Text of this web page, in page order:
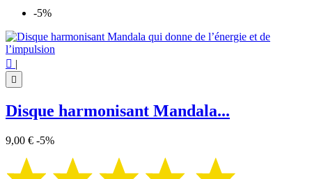
-5%
 |

Disque harmonisant Mandala...
9,00 € -5%